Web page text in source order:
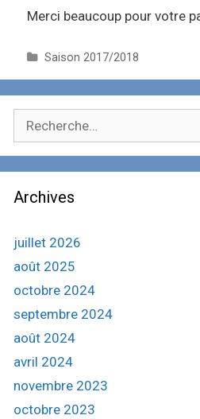
Merci beaucoup pour votre
C
é
g
o
r
i
e
Saison 2017/2018
e
c
e
c
r
:
Archives
juillet 2026
août 2025
octobre 2024
septembre 2024
août 2024
avril 2024
novembre 2023
octobre 2023